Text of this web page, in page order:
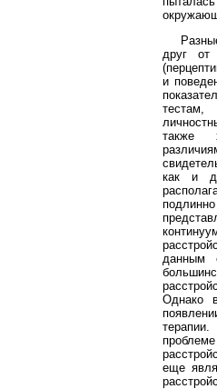
друг от
и
тестам,
также
как и
данным
Однако
еще